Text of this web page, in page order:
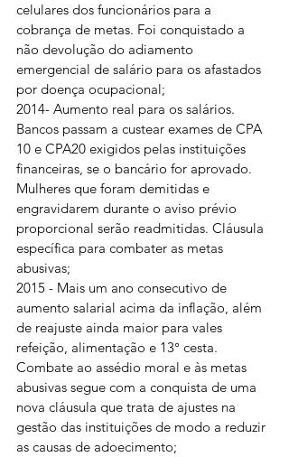
celulares dos funcionários para a
cobrança de metas. Foi conquistado a
não devolução do adiamento
emergencial de salário para os afastados
por doença ocupacional;
2014- Aumento real para os salários.
Bancos passam a custear exames de CPA
10 e CPA20 exigidos pelas instituições
financeiras, se o bancário for aprovado.
Mulheres que foram demitidas e
engravidarem durante o aviso prévio
proporcional serão readmitidas. Cláusula
específica para combater as metas
abusivas;
2015 - Mais um ano consecutivo de
aumento salarial acima da inflação, além
de reajuste ainda maior para vales
refeição, alimentação e 13° cesta.
Combate ao assédio moral e às metas
abusivas segue com a conquista de uma
nova cláusula que trata de ajustes na
gestão das instituições de modo a reduzir
as causas de adoecimento;